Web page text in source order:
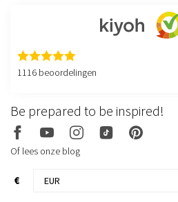
1116 beoordelingen
Be prepared to be inspired!
Of lees onze blog
€